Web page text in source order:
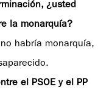
¿usted
la monarquía?
habría monarquía,
el PSOE y el PP